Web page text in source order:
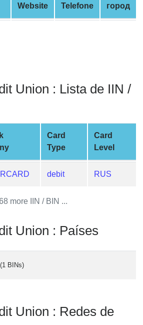
Website Telefone город
Union : Lista de IIN /
Card
Type
Card
Level
debit RUS
more IIN / BIN ...
Union : Países
(1 BINs)
Union : Redes de